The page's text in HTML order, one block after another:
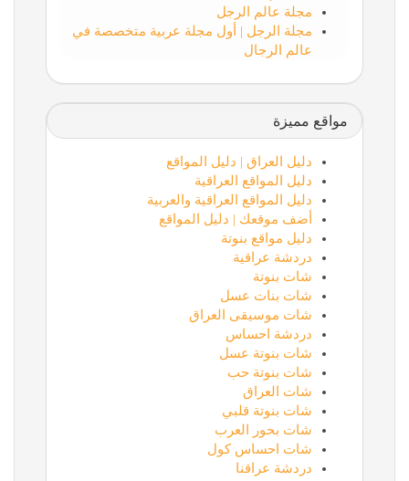
مجلة عالم الرجل
مجلة الرجل | أول مجلة عربية متخصصة في
عالم الرجال
مواقع مميزة
دليل العراق | دليل المواقع
دليل المواقع العراقية
دليل المواقع العراقية والعربية
أضف موقعك | دليل المواقع
دليل مواقع بنوتة
دردشة عراقية
شات بنوتة
شات بنات عسل
شات موسيقى العراق
دردشة احساس
شات بنوتة عسل
شات بنوتة حب
شات العراق
شات بنوتة قلبي
شات بحور العرب
شات احساس كول
دردشة عراقنا